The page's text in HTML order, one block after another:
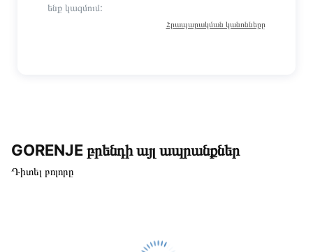
ենք կազմում:
Հրապարակման կանոնները
GORENJE բրենդի այլ ապրանքներ
Դիտել բոլորը